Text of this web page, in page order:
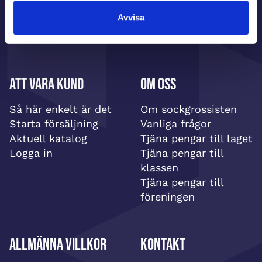
Avvisa
Att vara kund
Så här enkelt är det
Starta försäljning
Aktuell katalog
Logga in
Om oss
Om sockgrossisten
Vanliga frågor
Tjäna pengar till laget
Tjäna pengar till
klassen
Tjäna pengar till
föreningen
Allmänna villkor Kontakt